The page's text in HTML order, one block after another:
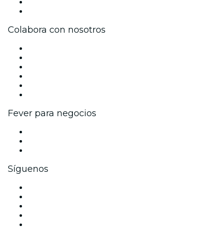
Colabora con nosotros
Fever para negocios
Síguenos